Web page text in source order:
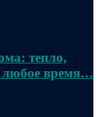
тепло,
любое время…